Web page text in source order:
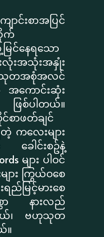
ာင်းစာအပြင်
က်
ြင်နေရသော
လုံးအသုံးအနှုံး
သုတအစုံအလင်
အကောင်းဆုံး
ဖြစ်ပါတယ်။
စာဖတ်ချင်
ကလေးများ
ေါင်းစဥ်နဲ့
များ ပါဝင်
ျား ကြွယ်ဝစေ
ည်မြင့်မားစေ
ာ နားလည်
ယ်၊ ဗဟုသုတ
။